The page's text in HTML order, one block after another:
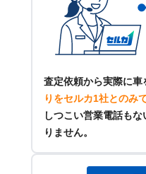
査定依頼から実際に車
りをセルカ1社とのみ
しつこい営業電話も
りません。